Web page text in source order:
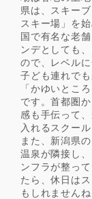
県は、スキー
スキー場」を
国で有名な老
ンデとしても
ので、レベル
子ども連れで
「かゆいとこ
です。首都圏
感も手伝って
入れるスクー
また、新潟県
温泉が隣接し
ンフラが整っ
たら、休日は
もしれませんね